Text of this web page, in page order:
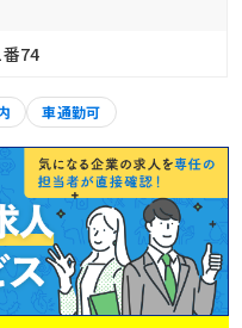
74
車通勤可